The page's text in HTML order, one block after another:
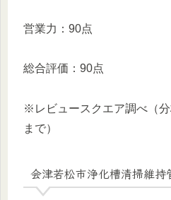
営業力：90点
総合評価：90点
※レビュースクエア調べ（
まで）
会津若松市浄化槽清掃維